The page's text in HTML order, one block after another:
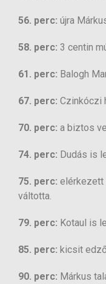
56. perc: újra
58. perc: 3 centin
61. perc: Balogh
67. perc: Czinkóczi
70. perc: a biztos
74. perc: Dudás is
75. perc: elérkezett
váltotta.
79. perc: Kotaul is
85. perc: kicsit
90. perc: Márkus